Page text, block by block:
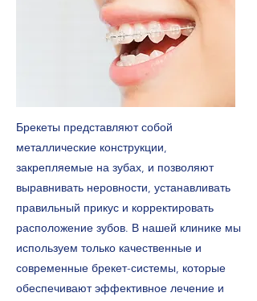
Брекеты представляют собой
металлические конструкции,
закрепляемые на зубах, и позволяют
выравнивать неровности, устанавливать
правильный прикус и корректировать
расположение зубов. В нашей клинике мы
используем только качественные и
современные брекет-системы, которые
обеспечивают эффективное лечение и